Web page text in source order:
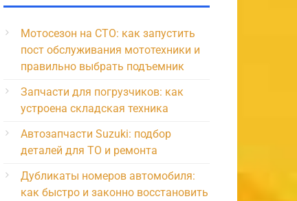
Мотосезон на СТО: как запустить
пост обслуживания мототехники и
правильно выбрать подъемник
Запчасти для погрузчиков: как
устроена складская техника
Автозапчасти Suzuki: подбор
деталей для ТО и ремонта
Дубликаты номеров автомобиля:
как быстро и законно восстановить